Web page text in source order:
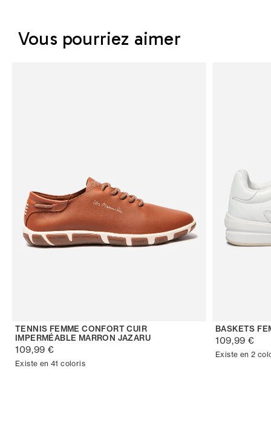
Vous pourriez aimer
TENNIS FEMME CONFORT CUIR
IMPERMÉABLE MARRON JAZARU
109,99 €
Existe en 41 coloris
BASKETS
109,99 €
Existe en 2